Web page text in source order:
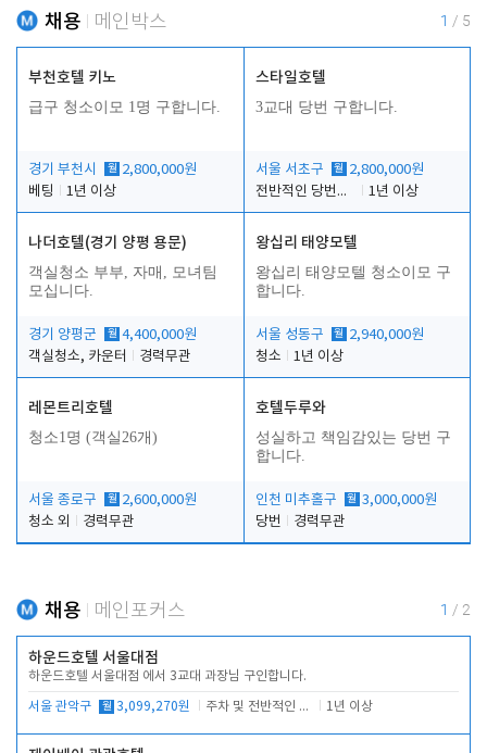
채용 메인박스 1 / 5
부천호텔 키노
급구 청소이모 1명 구합니다.
경기 부천시 월 2,800,000원
베팅
1년 이상
스타일호텔
3교대 당번 구합니다.
서울 서초구 월 2,800,000원
전반적인 당번업무
1년 이상
나더호텔(경기 양평 용문)
객실청소 부부, 자매, 모녀팀
모십니다.
경기 양평군 월 4,400,000원
객실청소, 카운터
경력무관
왕십리 태양모텔
왕십리 태양모텔 청소이모 구
합니다.
서울 성동구 월 2,940,000원
청소
1년 이상
레몬트리호텔
청소1명 (객실26개)
서울 종로구 월 2,600,000원
청소 외
경력무관
호텔두루와
성실하고 책임감있는 당번 구
합니다.
인천 미추홀구 월 3,000,000원
당번
경력무관
채용 메인포커스 1 / 2
하운드호텔 서울대점
하운드호텔 서울대점 에서 3교대 과장님 구인합니다.
서울 관악구 월 3,099,270원 주차 및 전반적인 당번업무 1년 이상